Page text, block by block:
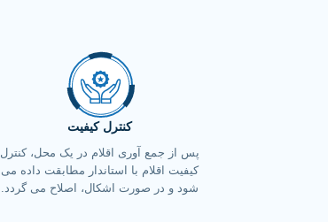
کنترل کیفیت
پس از جمع آوری اقلام در یک محل، کنترل
کیفیت اقلام با استاندار مطابقت داده می
شود و در صورت اشکال، اصلاح می گردد.